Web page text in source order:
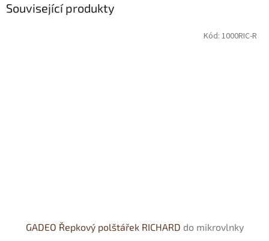
Související produkty
GADEO Řepkový polštářek RICHARD do mikrovlnky
Kód: 1000RIC-R